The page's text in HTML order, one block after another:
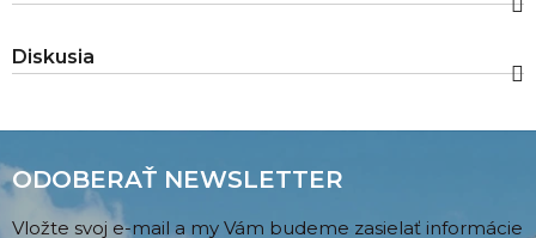
Diskusia
ODOBERAŤ NEWSLETTER
Vložte svoj e-mail a my Vám budeme zasielať informácie